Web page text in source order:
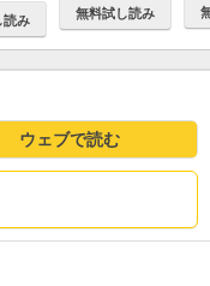
読み
無料試し読み
ウェブで読む